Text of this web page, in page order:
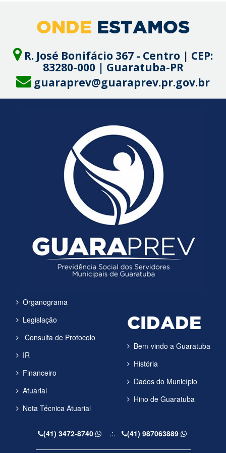
ONDE ESTAMOS
R. José Bonifácio 367 - Centro | CEP:
83280-000 | Guaratuba-PR
guaraprev@guaraprev.pr.gov.br
Organograma
Legislação
Consulta de Protocolo
IR
Financeiro
Atuarial
Nota Técnica Atuarial
CIDADE
Bem-vindo a Guaratuba
História
Dados do Município
Hino de Guaratuba
(41) 3472-8740 .:. (41) 987063889